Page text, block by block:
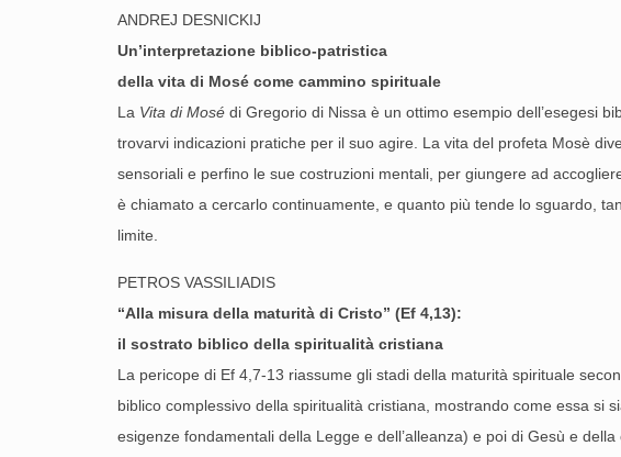
ANDREJ DESNICKIJ
Un’interpretazione biblico-patristica
della vita di Mosé come cammino spirituale
La Vita di Mosé di Gregorio di Nissa è un ottimo esempio dell’esegesi
trovarvi indicazioni pratiche per il suo agire. La vita del profeta Mosè
sensoriali e perfino le sue costruzioni mentali, per giungere ad
è chiamato a cercarlo continuamente, e quanto più tende lo sguardo,
limite.
PETROS VASSILIADIS
“Alla misura della maturità di Cristo” (Ef 4,13):
il sostrato biblico della spiritualità cristiana
La pericope di Ef 4,7-13 riassume gli stadi della maturità spirituale
biblico complessivo della spiritualità cristiana, mostrando come essa si
esigenze fondamentali della Legge e dell’alleanza) e poi di Gesù e